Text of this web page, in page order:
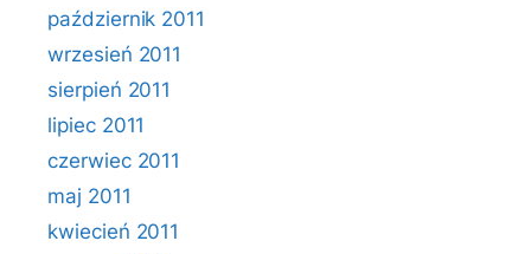
październik 2011
wrzesień 2011
sierpień 2011
lipiec 2011
czerwiec 2011
maj 2011
kwiecień 2011